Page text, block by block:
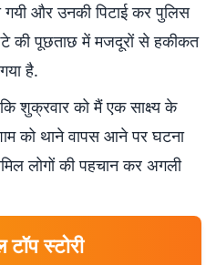
और उनकी पिटाई कर पुलिस
की पूछताछ में मजदूरों से हकीकत
है.
कि शुक्रवार को मैं एक साक्ष्य के
को थाने वापस आने पर घटना
लोगों की पहचान कर अगली
स्टोरी